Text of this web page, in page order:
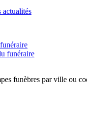
actualités
funéraire
funèbres par ville ou